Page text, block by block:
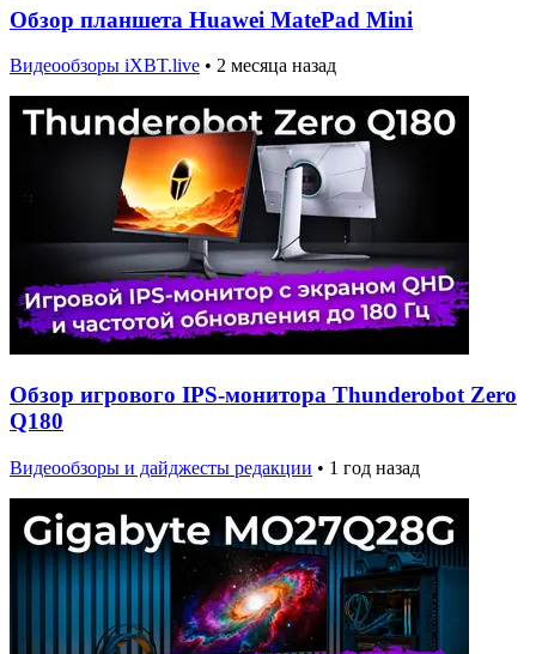
Обзор планшета Huawei MatePad Mini
Видеообзоры iXBT.live • 2 месяца назад
Обзор игрового IPS-монитора Thunderobot Zero
Q180
Видеообзоры и дайджесты редакции • 1 год назад